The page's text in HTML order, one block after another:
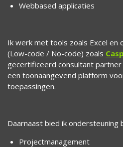
Webbased applicaties
Ik werk met tools zoals Excel en
(Low-code / No-code) zoals
gecertificeerd consultant partner
een toonaangevend platform
toepassingen.
Daarnaast bied ik ondersteuning
Projectmanagement